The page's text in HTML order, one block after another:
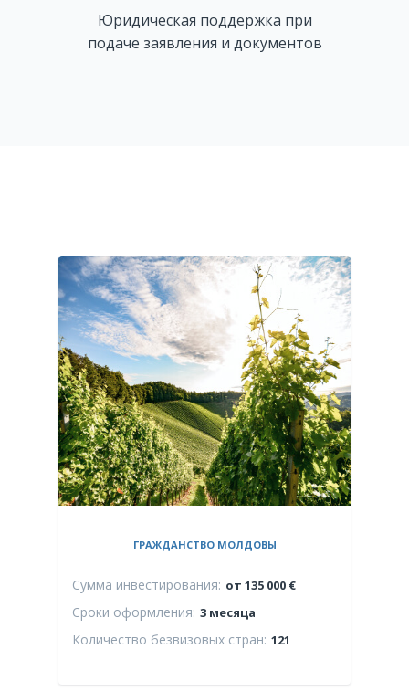
Юридическая поддержка при
подаче заявления и документов
ГРАЖДАНСТВО МОЛДОВЫ
Сумма инвестирования: от 135 000 €
Сроки оформления: 3 месяца
Количество безвизовых стран: 121